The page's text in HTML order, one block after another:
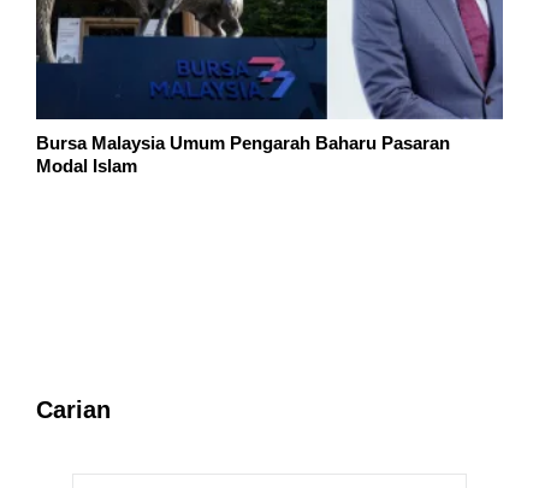
Bursa Malaysia Umum Pengarah Baharu Pasaran
Modal Islam
Carian